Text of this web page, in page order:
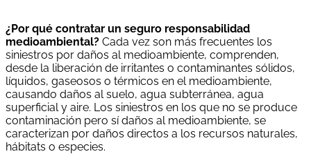
¿Por qué contratar un seguro responsabilidad
medioambiental? Cada vez son más frecuentes los
siniestros por daños al medioambiente, comprenden,
desde la liberación de irritantes o contaminantes sólidos,
líquidos, gaseosos o térmicos en el medioambiente,
causando daños al suelo, agua subterránea, agua
superficial y aire. Los siniestros en los que no se produce
contaminación pero sí daños al medioambiente, se
caracterizan por daños directos a los recursos naturales,
hábitats o especies.